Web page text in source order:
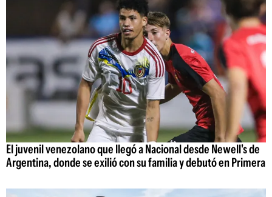
El juvenil venezolano que llegó a Nacional desde Newell's de
Argentina, donde se exilió con su familia y debutó en Primera